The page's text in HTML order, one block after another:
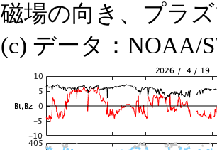
磁場の向き、プラ
(c) データ：NOAA/